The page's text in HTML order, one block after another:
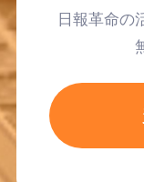
日報革命の